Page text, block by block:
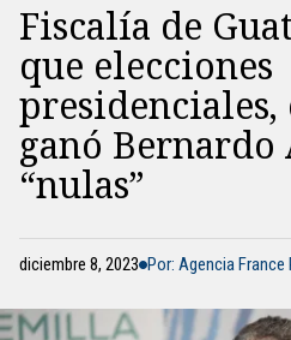
Fiscalía de
que elecciones
presidenciales,
ganó Bernardo
“nulas”
diciembre 8, 2023 Por: Agencia France